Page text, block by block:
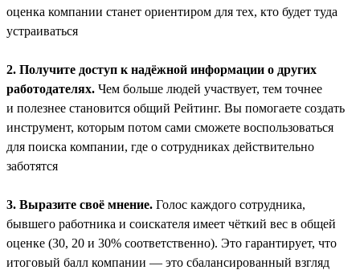
оценка компании станет ориентиром для тех, кто будет туда
устраиваться
2. Получите доступ к надёжной информации о других
работодателях. Чем больше людей участвует, тем точнее
и полезнее становится общий Рейтинг. Вы помогаете создать
инструмент, которым потом сами сможете воспользоваться
для поиска компании, где о сотрудниках действительно
заботятся
3. Выразите своё мнение. Голос каждого сотрудника,
бывшего работника и соискателя имеет чёткий вес в общей
оценке (30, 20 и 30% соответственно). Это гарантирует, что
итоговый балл компании — это сбалансированный взгляд